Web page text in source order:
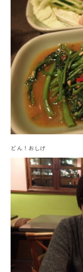
どん！おしげ